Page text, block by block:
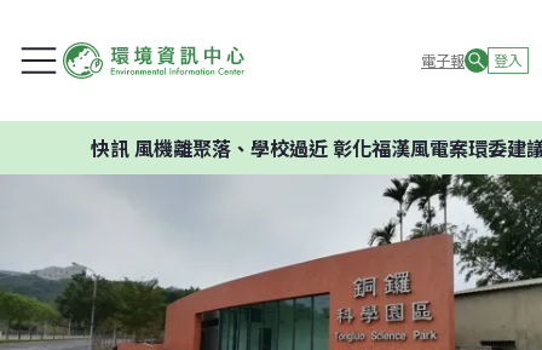
電子報 登入
風機離聚落、學校過近 彰化福漢風電案環委建議不應